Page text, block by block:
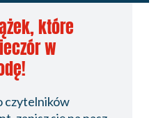
które
w
czytelników